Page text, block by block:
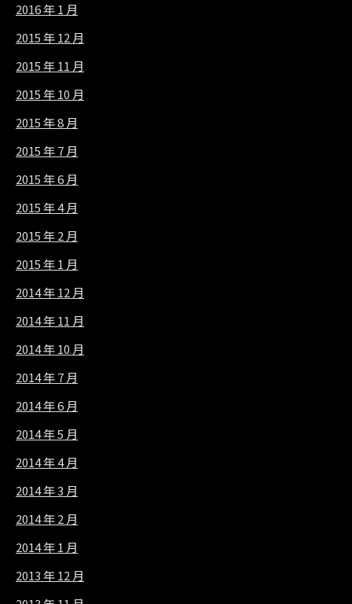
2016 年 1 月
2015 年 12 月
2015 年 11 月
2015 年 10 月
2015 年 8 月
2015 年 7 月
2015 年 6 月
2015 年 4 月
2015 年 2 月
2015 年 1 月
2014 年 12 月
2014 年 11 月
2014 年 10 月
2014 年 7 月
2014 年 6 月
2014 年 5 月
2014 年 4 月
2014 年 3 月
2014 年 2 月
2014 年 1 月
2013 年 12 月